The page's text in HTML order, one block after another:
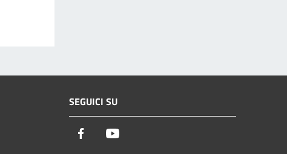
SEGUICI SU
Facebook